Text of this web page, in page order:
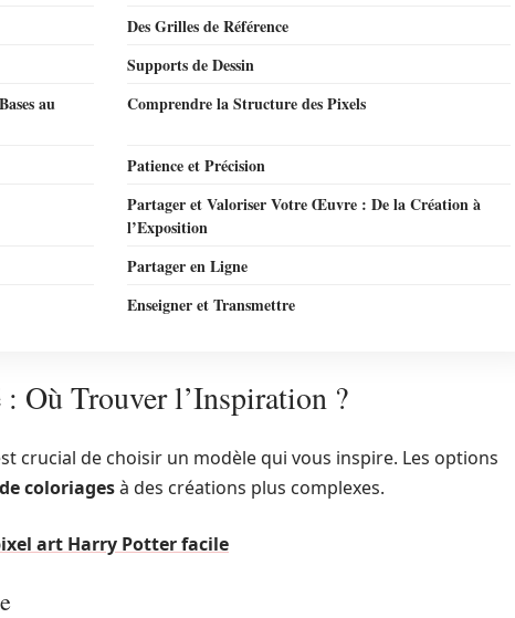
Des Grilles de Référence
Supports de Dessin
au
Comprendre la Structure des Pixels
Patience et Précision
Partager et Valoriser Votre Œuvre : De la Création à
l’Exposition
Partager en Ligne
Enseigner et Transmettre
Où Trouver l’Inspiration ?
crucial de choisir un modèle qui vous inspire. Les options
coloriagesà des créations plus complexes.
art Harry Potter facile